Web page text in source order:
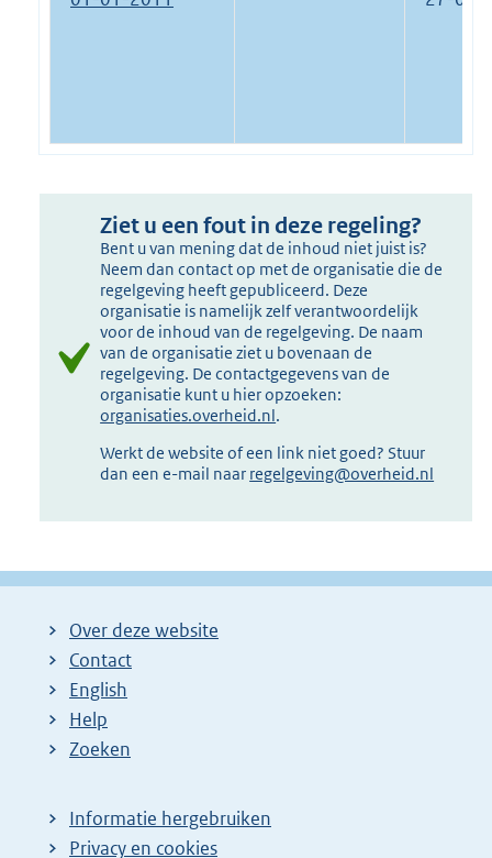
Ziet u een fout in deze regeling?
Bent u van mening dat de inhoud niet juist is?
Neem dan contact op met de organisatie die de
regelgeving heeft gepubliceerd. Deze
organisatie is namelijk zelf verantwoordelijk
voor de inhoud van de regelgeving. De naam
van de organisatie ziet u bovenaan de
regelgeving. De contactgegevens van de
organisatie kunt u hier opzoeken:
organisaties.overheid.nl.
Werkt de website of een link niet goed? Stuur
dan een e-mail naar regelgeving@overheid.nl
Over deze website
Contact
English
Help
Zoeken
Informatie hergebruiken
Privacy en cookies